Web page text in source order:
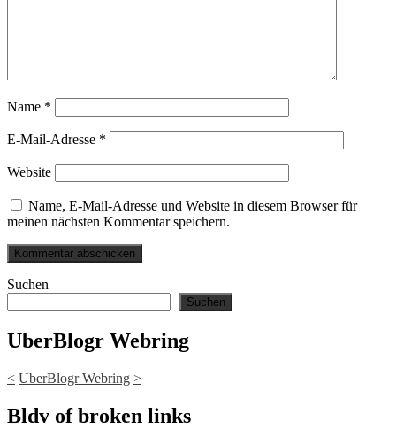
Name *
E-Mail-Adresse *
Website
Name, E-Mail-Adresse und Website in diesem Browser für
meinen nächsten Kommentar speichern.
Suchen
Suchen
UberBlogr Webring
< UberBlogr Webring >
Bldv of broken links